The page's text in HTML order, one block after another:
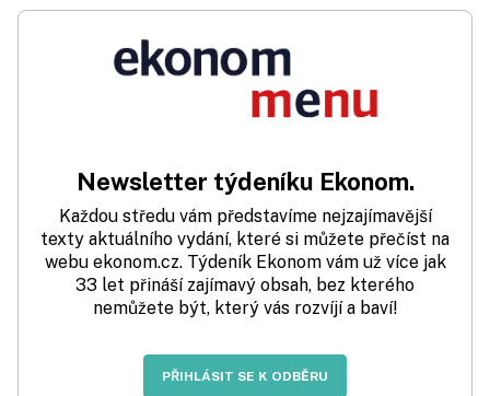
Newsletter týdeníku Ekonom.
Každou středu vám představíme nejzajímavější
texty aktuálního vydání, které si můžete přečíst na
webu ekonom.cz. Týdeník Ekonom vám už více jak
33 let přináší zajímavý obsah, bez kterého
nemůžete být, který vás rozvíjí a baví!
PŘIHLÁSIT SE K ODBĚRU